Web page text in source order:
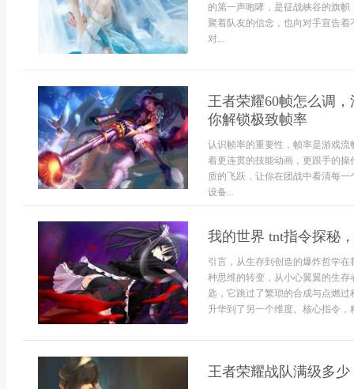
的第一声咆哮，是征战峡谷的旗
聚着队友的信念，也向对手宣告
对...
王者荣耀60帧怎么调
你解锁极致帧率
认识帧率的重要性，帧率是游戏
着更连贯的技能动画，更跟手的
质的飞跃，让你在团战中看清每
设备...
我的世界 tnt指令探秘
引言，从生存到创造的爆炸哲学
种思维的转变，从小心翼翼的生
匙，它跳过了繁琐的合成与点燃
升华到了另一个维度。核心指令，
王者荣耀战队满级多